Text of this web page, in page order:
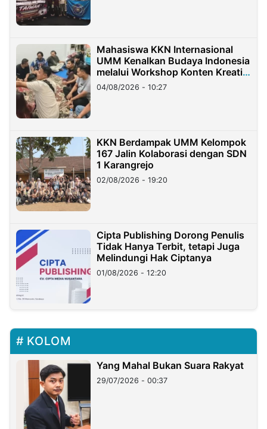
Mahasiswa KKN Internasional
UMM Kenalkan Budaya Indonesia
melalui Workshop Konten Kreatif
di Taiwan
04/08/2026 - 10:27
KKN Berdampak UMM Kelompok
167 Jalin Kolaborasi dengan SDN
1 Karangrejo
02/08/2026 - 19:20
Cipta Publishing Dorong Penulis
Tidak Hanya Terbit, tetapi Juga
Melindungi Hak Ciptanya
01/08/2026 - 12:20
KOLOM
Yang Mahal Bukan Suara Rakyat
29/07/2026 - 00:37